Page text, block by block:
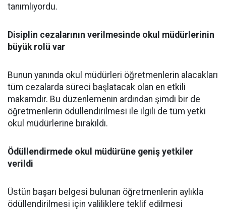
tanımlıyordu.
Disiplin cezalarının verilmesinde okul müdürlerinin
büyük rolü var
Bunun yanında okul müdürleri öğretmenlerin alacakları
tüm cezalarda süreci başlatacak olan en etkili
makamdır. Bu düzenlemenin ardından şimdi bir de
öğretmenlerin ödüllendirilmesi ile ilgili de tüm yetki
okul müdürlerine bırakıldı.
Ödüllendirmede okul müdürüne geniş yetkiler
verildi
Üstün başarı belgesi bulunan öğretmenlerin aylıkla
ödüllendirilmesi için valiliklere teklif edilmesi